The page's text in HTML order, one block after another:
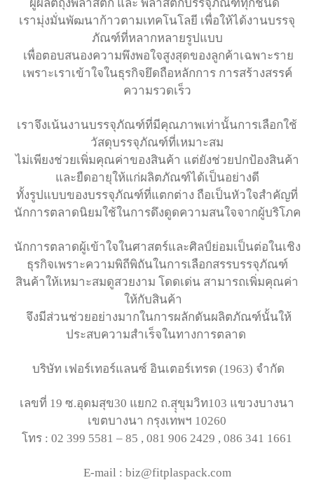
ผู้ผลิตถุงพลาสติก และ พลาสติกบรรจุภัณฑ์ทุกชนิด
เรามุ่งมั่นพัฒนาก้าวตามเทคโนโลยี เพื่อให้ได้งานบรรจุ
ภัณฑ์ที่หลากหลายรูปแบบ
เพื่อตอบสนองความพึงพอใจสูงสุดของลูกค้าเฉพาะราย
เพราะเราเข้าใจในธุรกิจยึดถือหลักการ การสร้างสรรค์
ความรวดเร็ว
เราจึงเน้นงานบรรจุภัณฑ์ที่มีคุณภาพเท่านั้นการเลือกใช้
วัสดุบรรจุภัณฑ์ที่เหมาะสม
ไม่เพียงช่วยเพิ่มคุณค่าของสินค้า แต่ยังช่วยปกป้องสินค้า
และยืดอายุให้แก่ผลิตภัณฑ์ได้เป็นอย่างดี
ทั้งรูปแบบของบรรจุภัณฑ์ที่แตกต่าง ถือเป็นหัวใจสำคัญที่
นักการตลาดนิยมใช้ในการดึงดูดความสนใจจากผู้บริโภค
นักการตลาดผู้เข้าใจในศาสตร์และศิลป์ย่อมเป็นต่อในเชิง
ธุรกิจเพราะความพิถีพิถันในการเลือกสรรบรรจุภัณฑ์
สินค้าให้เหมาะสมดูสวยงาม โดดเด่น สามารถเพิ่มคุณค่า
ให้กับสินค้า
จึงมีส่วนช่วยอย่างมากในการผลักดันผลิตภัณฑ์นั้นให้
ประสบความสำเร็จในทางการตลาด
บริษัท เฟอร์เทอร์แลนซ์ อินเตอร์เทรด (1963) จำกัด
เลขที่ 19 ซ.อุดมสุข30 แยก2 ถ.สุุขุมวิท103 แขวงบางนา
เขตบางนา กรุงเทพฯ 10260
โทร : 02 399 5581 – 85 , 081 906 2429 , 086 341 1661
E-mail : biz@fitplaspack.com